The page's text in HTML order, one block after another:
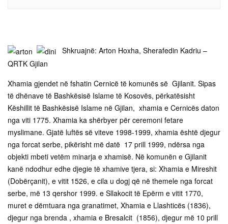
Shkruajnë: Arton Hoxha, Sherafedin Kadriu –
QRTK Gjilan
Xhamia gjendet në fshatin Cernicë të komunës së Gjilanit. Sipas
të dhënave të Bashkësisë Islame të Kosovës, përkatësisht
Këshillit të Bashkësisë Islame në Gjilan, xhamia e Cernicës daton
nga viti 1775. Xhamia ka shërbyer për ceremoni fetare
myslimane. Gjatë luftës së viteve 1998-1999, xhamia është djegur
nga forcat serbe, pikërisht më datë 17 prill 1999, ndërsa nga
objekti mbeti vetëm minarja e xhamisë. Në komunën e Gjilanit
kanë ndodhur edhe djegie të xhamive tjera, si: Xhamia e Mireshit
(Dobërçanit), e vitit 1526, e cila u dogj që në themele nga forcat
serbe, më 13 qershor 1999. e Sllakocit të Epërm e vitit 1770,
muret e dëmtuara nga granatimet, Xhamia e Llashticës (1836),
djegur nga brenda , xhamia e Bresalcit (1856), djegur më 10 prill